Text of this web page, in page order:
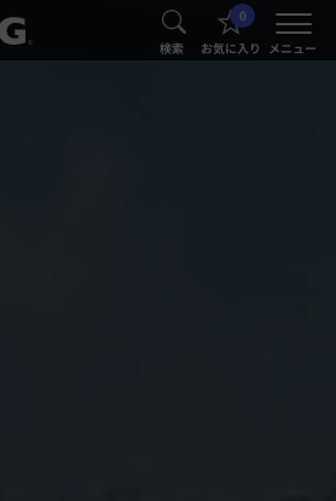
® 検索
0
お気に入り メニュー
®